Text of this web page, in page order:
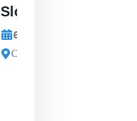
Slop
6 Ago 2026
Camp Bay, Gibraltar